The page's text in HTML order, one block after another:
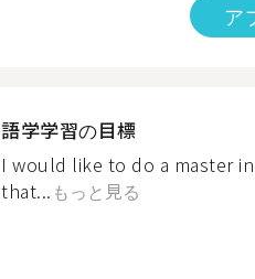
ア
語学学習の目標
I would like to do a master
that... もっと見る